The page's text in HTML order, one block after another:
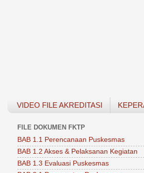
VIDEO FILE AKREDITASI
FILE DOKUMEN FKTP
BAB 1.1 Perencanaan Puskesmas
BAB 1.2 Akses & Pelaksanan Kegiatan
BAB 1.3 Evaluasi Puskesmas